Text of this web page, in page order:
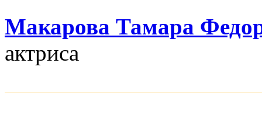
Макарова Тамара
актриса